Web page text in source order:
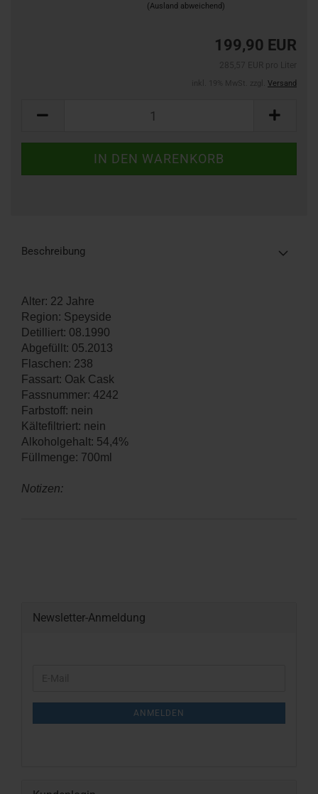
(Ausland abweichend)
199,90 EUR
Versand
Beschreibung
Alter: 22 Jahre
Region: Speyside
Detilliert: 08.1990
Abgefüllt: 05.2013
Flaschen: 238
Fassart: Oak Cask
Fassnummer: 4242
Farbstoff: nein
Kältefiltriert: nein
Alkoholgehalt: 54,4%
Füllmenge: 700ml
Notizen:
Newsletter-Anmeldung
NEWSLETTER-
ANMELDEN